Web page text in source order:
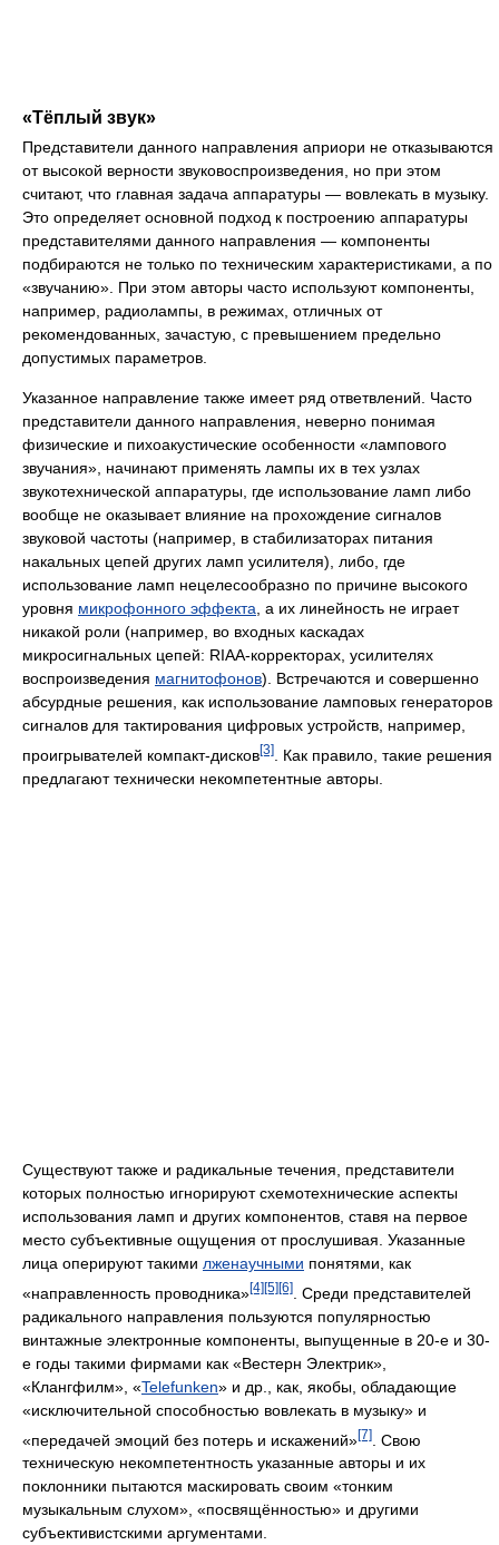
«Тёплый звук»
Представители данного направления априори не отказываются
от высокой верности звуковоспроизведения, но при этом
считают, что главная задача аппаратуры — вовлекать в музыку.
Это определяет основной подход к построению аппаратуры
представителями данного направления — компоненты
подбираются не только по техническим характеристиками, а по
«звучанию». При этом авторы часто используют компоненты,
например, радиолампы, в режимах, отличных от
рекомендованных, зачастую, с превышением предельно
допустимых параметров.
Указанное направление также имеет ряд ответвлений. Часто
представители данного направления, неверно понимая
физические и пихоакустические особенности «лампового
звучания», начинают применять лампы их в тех узлах
звукотехнической аппаратуры, где использование ламп либо
вообще не оказывает влияние на прохождение сигналов
звуковой частоты (например, в стабилизаторах питания
накальных цепей других ламп усилителя), либо, где
использование ламп нецелесообразно по причине высокого
уровня микрофонного эффекта, а их линейность не играет
никакой роли (например, во входных каскадах
микросигнальных цепей: RIAA-корректорах, усилителях
воспроизведения магнитофонов). Встречаются и совершенно
абсурдные решения, как использование ламповых генераторов
сигналов для тактирования цифровых устройств, например,
проигрывателей компакт-дисков[3]
. Как правило, такие решения
предлагают технически некомпетентные авторы.
Существуют также и радикальные течения, представители
которых полностью игнорируют схемотехнические аспекты
использования ламп и других компонентов, ставя на первое
место субъективные ощущения от прослушивая. Указанные
лица оперируют такими лженаучными понятями, как
«направленность проводника»[4] [5] [6]
. Среди представителей
радикального направления пользуются популярностью
винтажные электронные компоненты, выпущенные в 20-е и 30-
е годы такими фирмами как «Вестерн Электрик»,
«Клангфилм», «Telefunken» и др., как, якобы, обладающие
«исключительной способностью вовлекать в музыку» и
«передачей эмоций без потерь и искажений»[7]
. Свою
техническую некомпетентность указанные авторы и их
поклонники пытаются маскировать своим «тонким
музыкальным слухом», «посвящённостью» и другими
субъективистскими аргументами.